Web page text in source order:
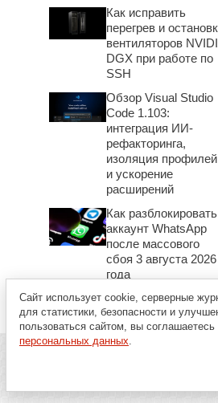
Как исправить
перегрев и
вентиляторов
DGX при работе по
SSH
Обзор Visual Studio
Code 1.103:
интеграция ИИ-
рефакторинга,
изоляция профилей
и ускорение
расширений
Как разблокировать
аккаунт WhatsApp
после массового
сбоя 3 августа 2026
года
Сайт использует cookie, серверные
для статистики, безопасности и
пользоваться сайтом, вы соглашаетесь
персональных данных.